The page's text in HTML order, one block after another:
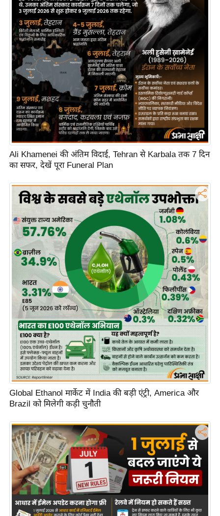
Ali Khamenei की अंतिम विदाई, Tehran से Karbala तक 7 दिन
का सफर, देखें पूरा Funeral Plan
Global Ethanol मार्केट में India की बड़ी एंट्री, America और
Brazil को मिलेगी कड़ी चुनौती